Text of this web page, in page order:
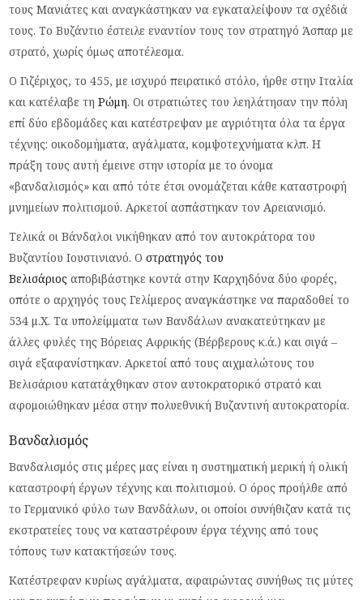
τους Μανιάτες και αναγκάστηκαν να εγκαταλείψουν τα σχέδιά
τους. Το Βυζάντιο έστειλε εναντίον τους τον στρατηγό Άσπαρ με
στρατό, χωρίς όμως αποτέλεσμα.
Ο Γιζέριχος, το 455, με ισχυρό πειρατικό στόλο, ήρθε στην Ιταλία
και κατέλαβε τηΡώμη. Οι στρατιώτες του λεηλάτησαν την πόλη
επί δύο εβδομάδες και κατέστρεψαν με αγριότητα όλα τα έργα
τέχνης: οικοδομήματα, αγάλματα, κομψοτεχνήματα κλπ. Η
πράξη τους αυτή έμεινε στην ιστορία με το όνομα
«βανδαλισμός» και από τότε έτσι ονομάζεται κάθε καταστροφή
μνημείων πολιτισμού. Αρκετοί ασπάστηκαν τον Αρειανισμό.
Τελικά οι Βάνδαλοι νικήθηκαν από τον αυτοκράτορα του
Βυζαντίου Ιουστινιανό. Οστρατηγός του
Βελισάριος αποβιβάστηκε κοντά στην Καρχηδόνα δύο φορές,
οπότε ο αρχηγός τους Γελίμερος αναγκάστηκε να παραδοθεί το
534 μ.Χ. Τα υπολείμματα των Βανδάλων ανακατεύτηκαν με
άλλες φυλές της Βόρειας Αφρικής (Βέρβερους κ.ά.) και σιγά –
σιγά εξαφανίστηκαν. Αρκετοί από τους αιχμαλώτους του
Βελισάριου κατατάχθηκαν στον αυτοκρατορικό στρατό και
αφομοιώθηκαν μέσα στην πολυεθνική Βυζαντινή αυτοκρατορία.
Βανδαλισμός
Βανδαλισμός στις μέρες μας είναι η συστηματική μερική ή ολική
καταστροφή έργων τέχνης και πολιτισμού. Ο όρος προήλθε από
το Γερμανικό φύλο των Βανδάλων, οι οποίοι συνήθιζαν κατά τις
εκστρατείες τους να καταστρέφουν έργα τέχνης από τους
τόπους των κατακτήσεών τους.
Κατέστρεφαν κυρίως αγάλματα, αφαιρώντας συνήθως τις μύτες